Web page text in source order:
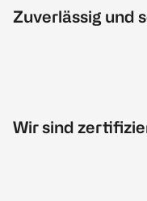
Zuverlässig und
Wir sind